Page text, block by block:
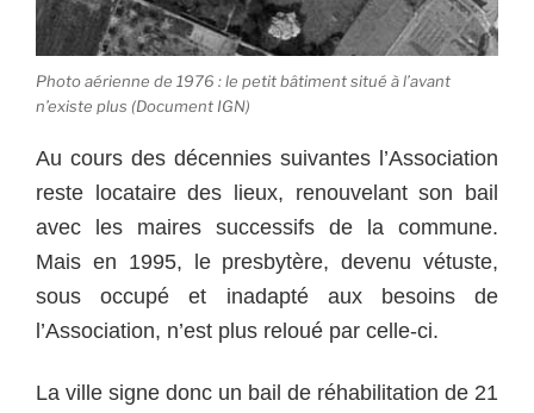
Photo aérienne de 1976 : le petit bâtiment situé à l’avant
n’existe plus (Document IGN)
Au cours des décennies suivantes l’Association
reste locataire des lieux, renouvelant son bail
avec les maires successifs de la commune.
Mais en 1995, le presbytère, devenu vétuste,
sous occupé et inadapté aux besoins de
l’Association, n’est plus reloué par celle-ci.
La ville signe donc un bail de réhabilitation de 21